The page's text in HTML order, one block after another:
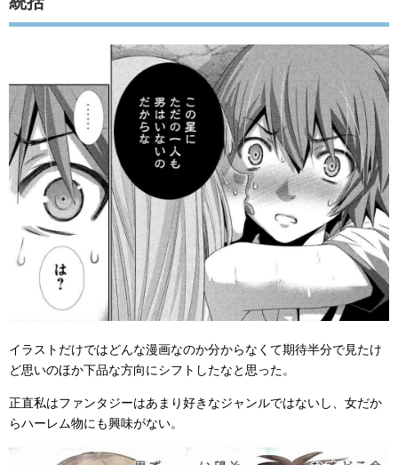
イラストだけではどんな漫画なのか分からなくて期待半分で見たけ
ど思いのほか下品な方向にシフトしたなと思った。
正直私はファンタジーはあまり好きなジャンルではないし、女だか
らハーレム物にも興味がない。